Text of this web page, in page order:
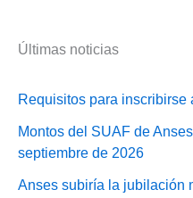
Últimas noticias
Requisitos para inscribirse
Montos del SUAF de
septiembre de 2026
Anses subiría la jubilación